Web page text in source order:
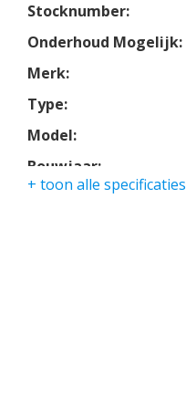
Stocknumber:
Onderhoud Mogelijk:
Merk:
Type:
Model:
Bouwjaar:
+ toon alle specificaties